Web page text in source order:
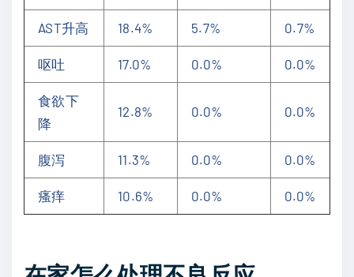
AST升高 18.4% 5.7% 0.7%
呕吐 17.0% 0.0% 0.0%
食欲下
降
12.8% 0.0% 0.0%
腹泻 11.3% 0.0% 0.0%
瘙痒 10.6% 0.0% 0.0%